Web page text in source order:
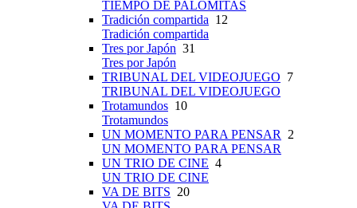
TIEMPO DE PALOMITAS
Tradición compartida 12
Tradición compartida
Tres por Japón 31
Tres por Japón
TRIBUNAL DEL VIDEOJUEGO 7
TRIBUNAL DEL VIDEOJUEGO
Trotamundos 10
Trotamundos
UN MOMENTO PARA PENSAR
2
UN MOMENTO PARA PENSAR
UN TRIO DE CINE 4
UN TRIO DE CINE
VA DE BITS 20